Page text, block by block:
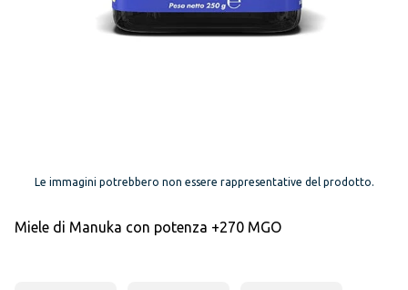
Le immagini potrebbero non essere rappresentative del prodotto.
Miele di Manuka con potenza +270 MGO